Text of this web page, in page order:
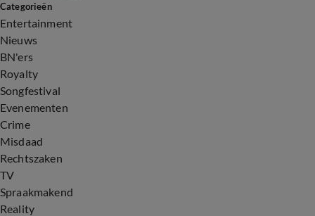
Categorieën
Entertainment
Nieuws
BN'ers
Royalty
Songfestival
Evenementen
Crime
Misdaad
Rechtszaken
TV
Spraakmakend
Reality